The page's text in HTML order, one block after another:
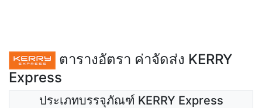
ตารางอัตรา ค่าจัดส่ง KERRY
Express
ประเภทบรรจุภัณฑ์ KERRY Express